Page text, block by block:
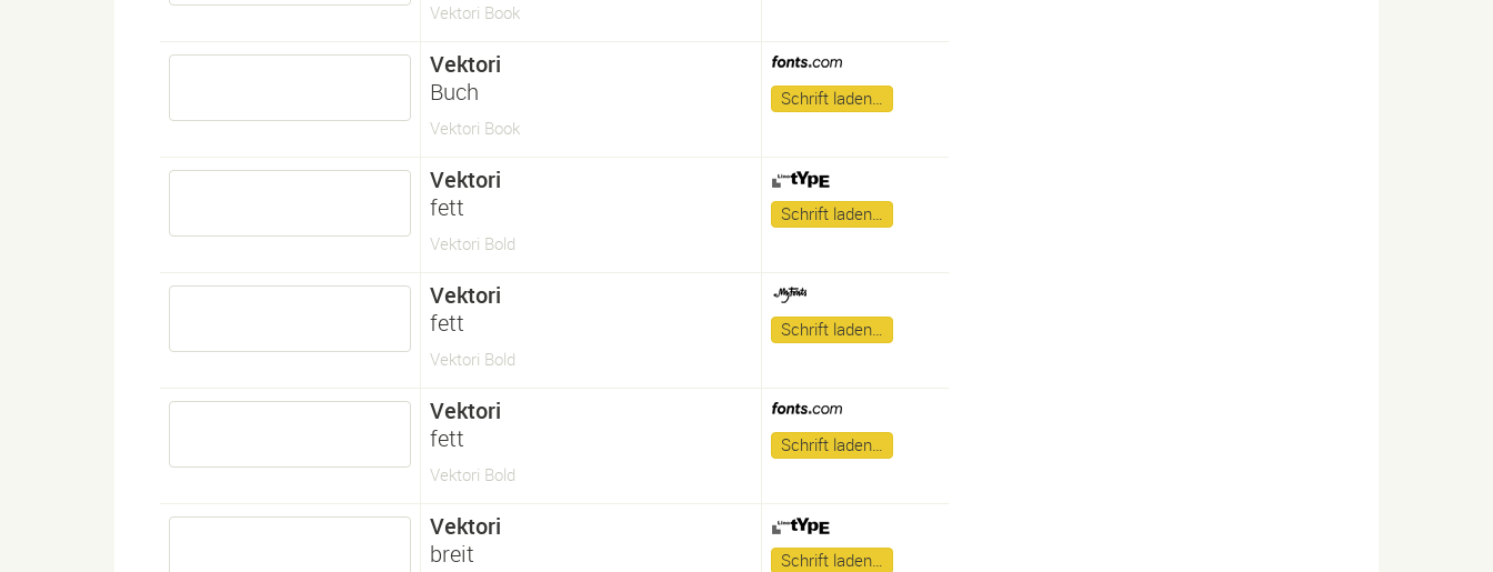
Vektori Book
Vektori
Buch
Vektori Book
Schrift laden…
Vektori
fett
Vektori Bold
Schrift laden…
Vektori
fett
Vektori Bold
Schrift laden…
Vektori
fett
Vektori Bold
Schrift laden…
Vektori
breit
Schrift laden…